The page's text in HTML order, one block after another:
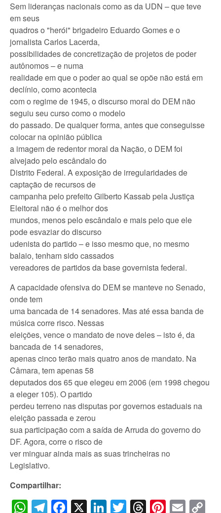
Sem lideranças nacionais como as da UDN – que teve
em seus
quadros o "herói" brigadeiro Eduardo Gomes e o
jornalista Carlos Lacerda,
possibilidades de concretização de projetos de poder
autônomos – e numa
realidade em que o poder ao qual se opõe não está em
declínio, como acontecia
com o regime de 1945, o discurso moral do DEM não
seguiu seu curso como o modelo
do passado. De qualquer forma, antes que conseguisse
colocar na opinião pública
a imagem de redentor moral da Nação, o DEM foi
alvejado pelo escândalo do
Distrito Federal. A exposição de irregularidades de
captação de recursos de
campanha pelo prefeito Gilberto Kassab pela Justiça
Eleitoral não é o melhor dos
mundos, menos pelo escândalo e mais pelo que ele
pode esvaziar do discurso
udenista do partido – e isso mesmo que, no mesmo
balaio, tenham sido cassados
vereadores de partidos da base governista federal.
A capacidade ofensiva do DEM se manteve no Senado,
onde tem
uma bancada de 14 senadores. Mas até essa banda de
música corre risco. Nessas
eleições, vence o mandato de nove deles – isto é, da
bancada de 14 senadores,
apenas cinco terão mais quatro anos de mandato. Na
Câmara, tem apenas 58
deputados dos 65 que elegeu em 2006 (em 1998 chegou
a eleger 105). O partido
perdeu terreno nas disputas por governos estaduais na
eleição passada e zerou
sua participação com a saída de Arruda do governo do
DF. Agora, corre o risco de
ver minguar ainda mais as suas trincheiras no
Legislativo.
Compartilhar:
WhatsApp
Telegram
Facebook
X LinkedIn
Twitter
Threads